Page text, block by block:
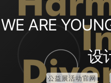
WE ARE
设
公益展活动官网